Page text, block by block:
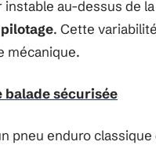
au-dessus de
. Cette
mécanique.
balade sécurisée
pneu enduro